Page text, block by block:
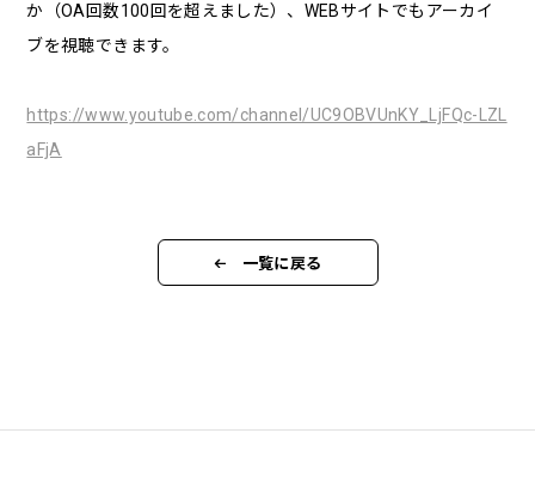
か（OA回数100回を超えました）、WEBサイトでもアーカイ
ブを視聴できます。
https://www.youtube.com/channel/UC9OBVUnKY_LjFQc-LZL
aFjA
一覧に戻る